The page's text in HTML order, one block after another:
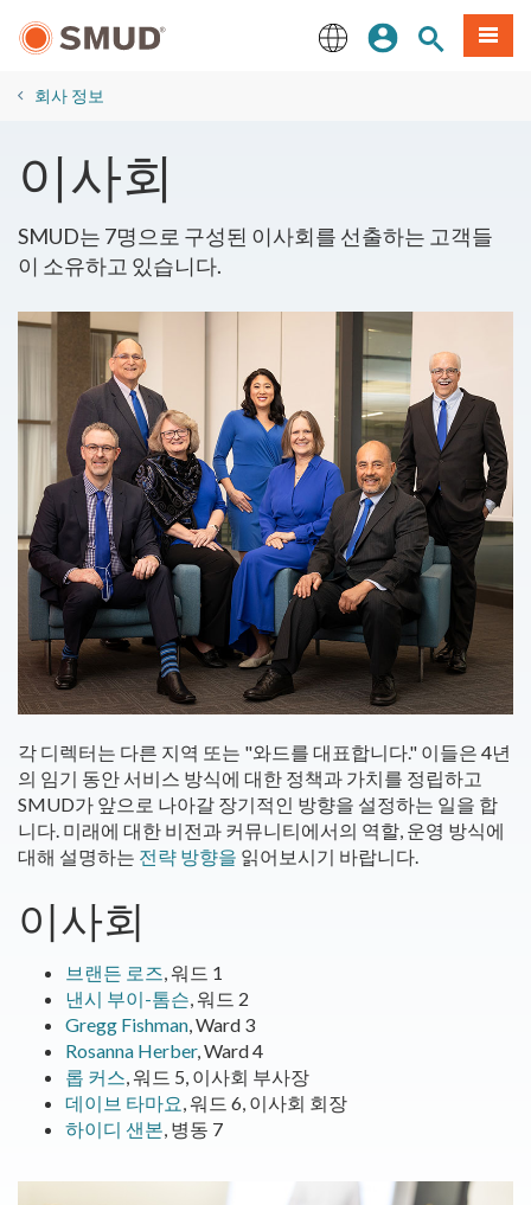
로그인사이트 검색
메뉴
회사 정보
이사회
SMUD는 7명으로 구성된 이사회를 선출하는 고객들
이 소유하고 있습니다.
각 디렉터는 다른 지역 또는 "와드를 대표합니다." 이들은 4년
의 임기 동안 서비스 방식에 대한 정책과 가치를 정립하고
SMUD가 앞으로 나아갈 장기적인 방향을 설정하는 일을 합
니다. 미래에 대한 비전과 커뮤니티에서의 역할, 운영 방식에
대해 설명하는 전략 방향을 읽어보시기 바랍니다.
이사회
브랜든 로즈 , 워드 1
낸시 부이-톰슨 , 워드 2
Gregg Fishman , Ward 3
Rosanna Herber, Ward 4
롭 커스 , 워드 5, 이사회 부사장
데이브 타마요 , 워드 6, 이사회 회장
하이디 샌본 , 병동 7